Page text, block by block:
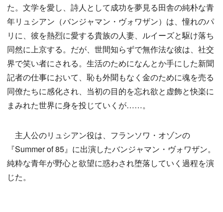
た。文学を愛し、詩人として成功を夢見る田舎の純朴な青
年リュシアン（バンジャマン・ヴォワザン）は、憧れのパ
リに、彼を熱烈に愛する貴族の人妻、ルイーズと駆け落ち
同然に上京する。だが、世間知らずで無作法な彼は、社交
界で笑い者にされる。生活のためになんとか手にした新聞
記者の仕事において、恥も外聞もなく金のために魂を売る
同僚たちに感化され、当初の目的を忘れ欲と虚飾と快楽に
まみれた世界に身を投じていくが……。
主人公のリュシアン役は、フランソワ・オゾンの
『Summer of 85』に出演したバンジャマン・ヴォワザン。
純粋な青年が野心と欲望に惑わされ堕落していく過程を演
じた。